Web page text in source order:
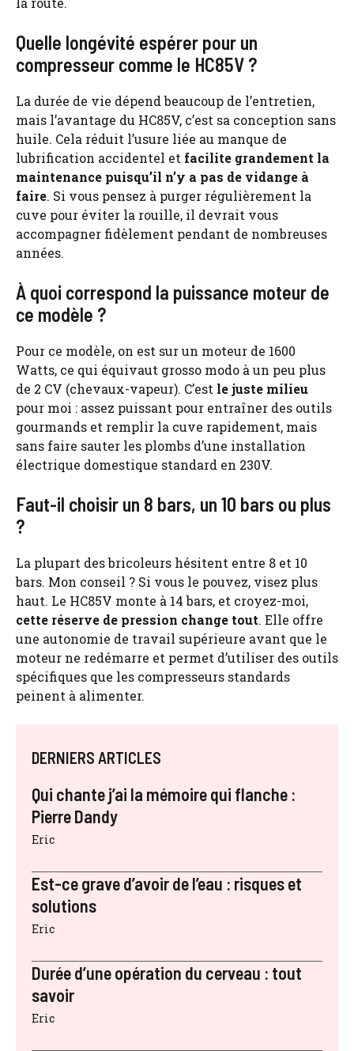
Quelle longévité espérer pour un
compresseur comme le HC85V ?
La durée de vie dépend beaucoup de l’entretien,
mais l’avantage du HC85V, c’est sa conception sans
huile. Cela réduit l’usure liée au manque de
lubrification accidentel et facilite grandement la
maintenance puisqu’il n’y a pas de vidange à
faire. Si vous pensez à purger régulièrement la
cuve pour éviter la rouille, il devrait vous
accompagner fidèlement pendant de nombreuses
années.
À quoi correspond la puissance moteur de
ce modèle ?
Pour ce modèle, on est sur un moteur de 1600
Watts, ce qui équivaut grosso modo à un peu plus
de 2 CV (chevaux-vapeur). C’est le juste milieu
pour moi : assez puissant pour entraîner des outils
gourmands et remplir la cuve rapidement, mais
sans faire sauter les plombs d’une installation
électrique domestique standard en 230V.
Faut-il choisir un 8 bars, un 10 bars ou plus
?
La plupart des bricoleurs hésitent entre 8 et 10
bars. Mon conseil ? Si vous le pouvez, visez plus
haut. Le HC85V monte à 14 bars, et croyez-moi,
cette réserve de pression change tout. Elle offre
une autonomie de travail supérieure avant que le
moteur ne redémarre et permet d’utiliser des outils
spécifiques que les compresseurs standards
peinent à alimenter.
DERNIERS ARTICLES
Qui chante j’ai la mémoire qui flanche :
Pierre Dandy
Eric
Est-ce grave d’avoir de l’eau : risques et
solutions
Eric
Durée d’une opération du cerveau : tout
savoir
Eric